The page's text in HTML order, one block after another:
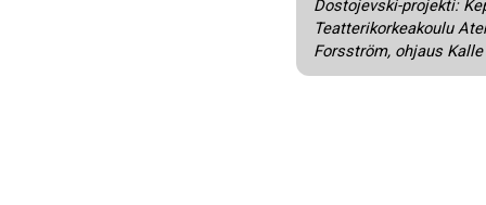
Dostojevski-projekti:
Teatterikorkeakoulu
Forsström, ohjaus